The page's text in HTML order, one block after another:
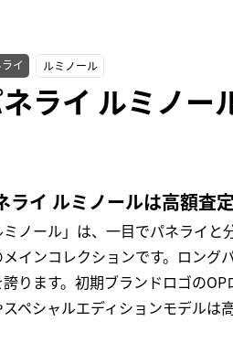
イ ルミノール
ライ ルミノー
ライ ルミノールは高額査
ミノール」は、一目でパネライ
メインコレクションです。ロング
誇ります。初期ブランドロゴの
スペシャルエディションモデルは